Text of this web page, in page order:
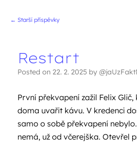
← Starší příspěvky
Restart
Posted on 22. 2. 2025 by
První překvapení zažil Felix
doma uvařit kávu. V kredenci
samo o sobě překvapení
nemá, už od včerejška. Otevřel